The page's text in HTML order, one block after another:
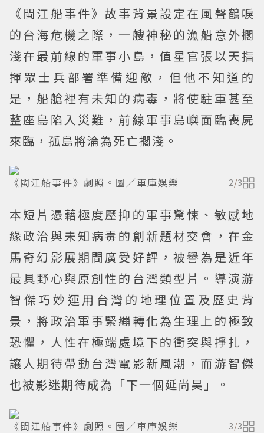
《閩江船事件》故事背景設定在風聲鶴唳
的台海危機之際，一艘神秘的漁船意外擱
淺在最前線的軍事小島，值星官張以天指
揮眾士兵部署準備迎敵，但他不知道的
是，船艙裡有未知的病毒，將使駐軍甚至
整座島陷入災難，前線軍事島嶼面臨喪屍
來臨，孤島將淪為死亡擱淺。
《閩江船事件》劇照。圖／車庫娛樂 2/3
本短片憑藉極度壓抑的軍事驚悚、敏感地
緣政治與未知病毒的創新題材交會，在金
馬奇幻影展期間廣受好評，被譽為是近年
最具野心與原創性的台灣類型片。導演游
智傑巧妙運用台灣的地理位置及歷史背
景，將政治軍事緊繃轉化為生理上的極致
恐懼，人性在極端處境下的衝突與掙扎，
讓人期待帶動台灣電影新風潮，而游智傑
也被影迷期待成為「下一個延尚昊」。
《閩江船事件》劇照。圖／車庫娛樂 3/3